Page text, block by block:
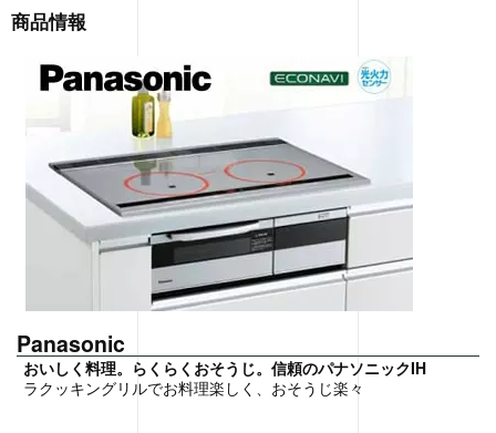
商品情報
Panasonic
おいしく料理。らくらくおそうじ。信頼のパナソニックIH
ラクッキングリルでお料理楽しく、おそうじ楽々